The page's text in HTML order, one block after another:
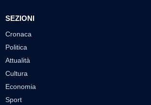
SEZIONI
Cronaca
Politica
Attualità
Cultura
Economia
Sport